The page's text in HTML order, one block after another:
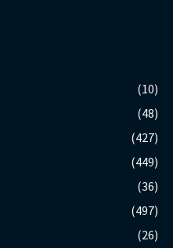
(10)
(48)
(427)
(449)
(36)
(497)
(26)